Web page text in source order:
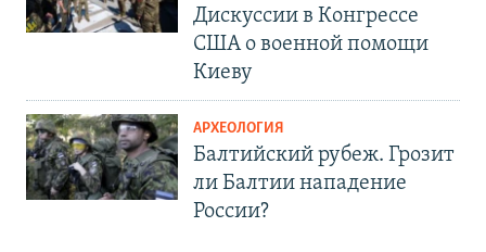
Дискуссии в Конгрессе
США о военной помощи
Киеву
АРХЕОЛОГИЯ
Балтийский рубеж. Грозит
ли Балтии нападение
России?